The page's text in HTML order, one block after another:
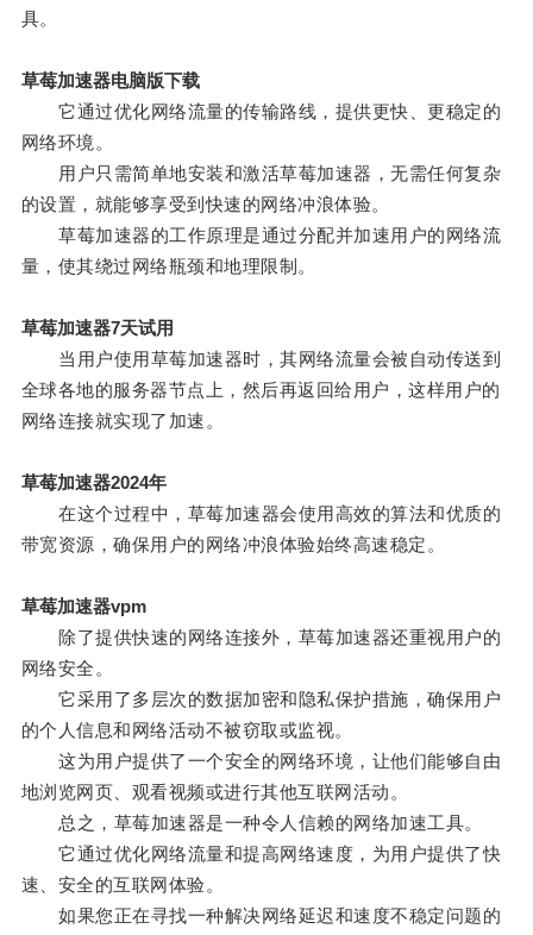
具。
草莓加速器电脑版下载
它通过优化网络流量的传输路线，提供更快、更稳定的
网络环境。
用户只需简单地安装和激活草莓加速器，无需任何复杂
的设置，就能够享受到快速的网络冲浪体验。
草莓加速器的工作原理是通过分配并加速用户的网络流
量，使其绕过网络瓶颈和地理限制。
草莓加速器7天试用
当用户使用草莓加速器时，其网络流量会被自动传送到
全球各地的服务器节点上，然后再返回给用户，这样用户的
网络连接就实现了加速。
草莓加速器2024年
在这个过程中，草莓加速器会使用高效的算法和优质的
带宽资源，确保用户的网络冲浪体验始终高速稳定。
草莓加速器vpm
除了提供快速的网络连接外，草莓加速器还重视用户的
网络安全。
它采用了多层次的数据加密和隐私保护措施，确保用户
的个人信息和网络活动不被窃取或监视。
这为用户提供了一个安全的网络环境，让他们能够自由
地浏览网页、观看视频或进行其他互联网活动。
总之，草莓加速器是一种令人信赖的网络加速工具。
它通过优化网络流量和提高网络速度，为用户提供了快
速、安全的互联网体验。
如果您正在寻找一种解决网络延迟和速度不稳定问题的